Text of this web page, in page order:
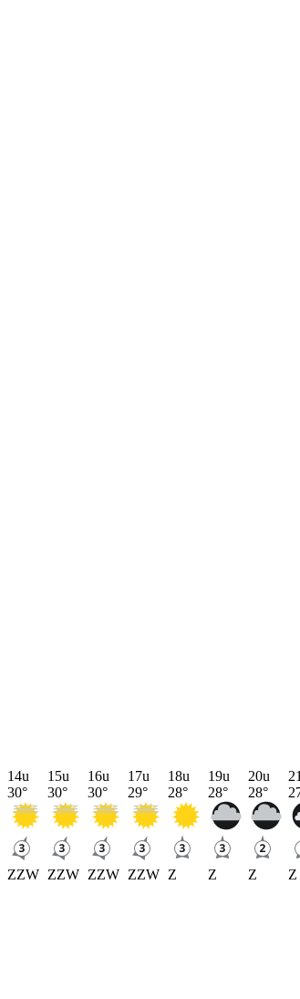
14u
30°
ZZW
15u
30°
ZZW
16u
30°
ZZW
17u
29°
ZZW
18u
28°
Z
19u
28°
Z
20u
28°
Z Z